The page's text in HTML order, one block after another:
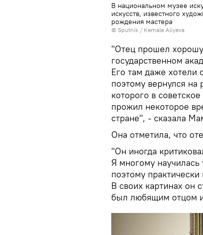
В национальном музее
искусств, известного
рождения мастера
© Sputnik / Kemale Aliyeva
"Отец прошел
государственном
Его там даже хотели
поэтому вернулся
которого в
прожил некоторое
стране", - сказала
Она отметила, что
"Он иногда
Я многому
поэтому
В своих картинах он
был любящим отцом